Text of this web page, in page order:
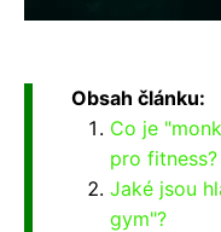
Obsah článku:
Co je
pro fitness?
Jaké jsou
gym"?